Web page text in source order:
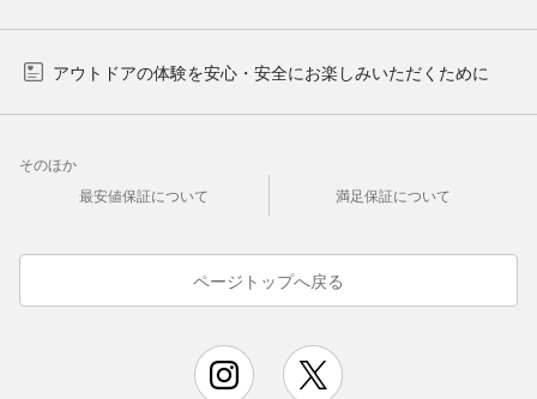
アウトドアの体験を安心・安全にお楽しみいただくために
そのほか
最安値保証について
満足保証について
ページトップへ戻る